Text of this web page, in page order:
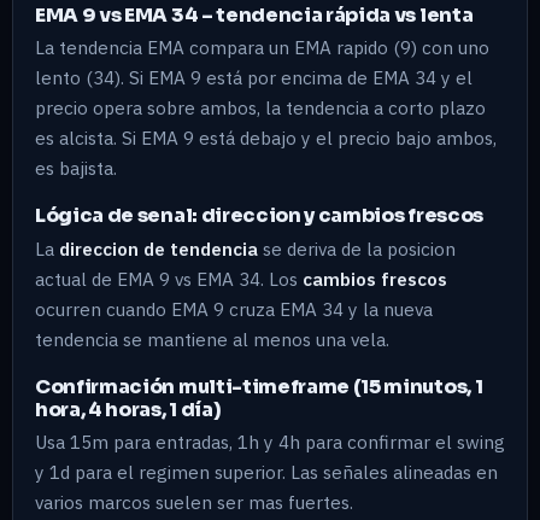
EMA 9 vs EMA 34 – tendencia rápida vs lenta
La tendencia EMA compara un EMA rapido (9) con uno
lento (34). Si EMA 9 está por encima de EMA 34 y el
precio opera sobre ambos, la tendencia a corto plazo
es alcista. Si EMA 9 está debajo y el precio bajo ambos,
es bajista.
Lógica de senal: direccion y cambios frescos
La direccion de tendencia se deriva de la posicion
actual de EMA 9 vs EMA 34. Los cambios frescos
ocurren cuando EMA 9 cruza EMA 34 y la nueva
tendencia se mantiene al menos una vela.
Confirmación multi-timeframe (15 minutos, 1
hora, 4 horas, 1 día)
Usa 15m para entradas, 1h y 4h para confirmar el swing
y 1d para el regimen superior. Las señales alineadas en
varios marcos suelen ser mas fuertes.